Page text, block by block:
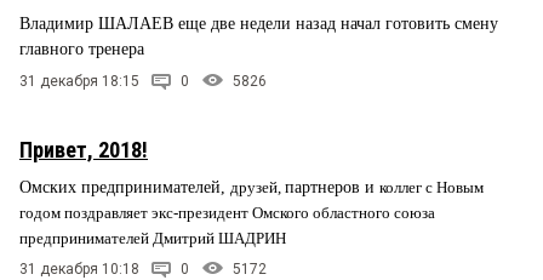
Владимир ШАЛАЕВ еще две недели назад начал готовить смену
главного тренера
31 декабря 18:15 0 5826
Привет, 2018!
Омских предпринимателей, друзей, партнеров и коллег с Новым
годом поздравляет экс-президент Омского областного союза
предпринимателей Дмитрий ШАДРИН
31 декабря 10:18 0 5172